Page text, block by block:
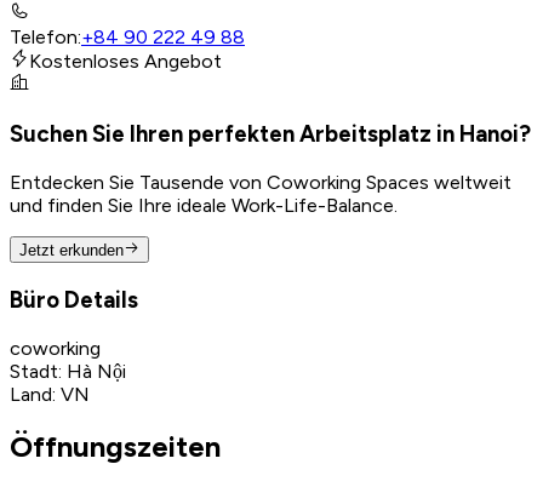
Telefon:+84 90 222 49 88
Kostenloses Angebot
Suchen Sie Ihren perfekten Arbeitsplatz in Hanoi?
Entdecken Sie Tausende von Coworking Spaces weltweit
und finden Sie Ihre ideale Work-Life-Balance.
Jetzt erkunden
Büro Details
coworking
Stadt: Hà Nội
Land: VN
Öffnungszeiten